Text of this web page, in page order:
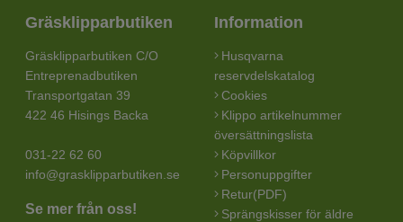
Gräsklipparbutiken
Gräsklipparbutiken C/O
Entreprenadbutiken
Transportgatan 39
422 46 Hisings Backa
031-22 62 60
info@grasklipparbutiken.se
Se mer från oss!
Information
Husqvarna
reservdelskatalog
Cookies
Klippo artikelnummer
översättningslista
Köpvillkor
Personuppgifter
Retur(PDF)
Sprängskisser för äldre